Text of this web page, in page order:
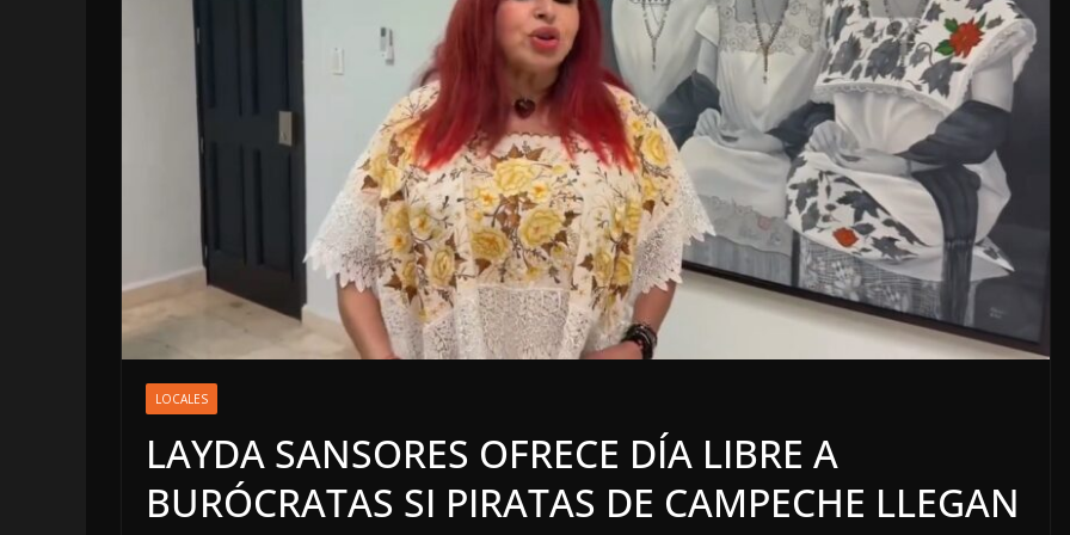
LOCALES
LAYDA SANSORES OFRECE DÍA LIBRE A
BURÓCRATAS SI PIRATAS DE CAMPECHE LLEGAN
LOCALES OPINIÓN
6 agosto, 2026
LOCALES OPINIÓN
7 agosto, 2026